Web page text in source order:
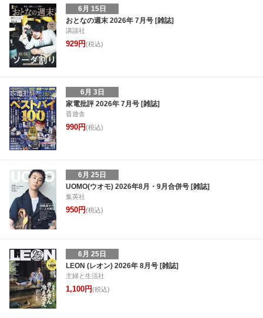
6月 15日
おとなの週末 2026年 7月号 [雑誌]
講談社
929円(税込)
6月 3日
家電批評 2026年 7月号 [雑誌]
晋遊舎
990円(税込)
6月 25日
UOMO(ウオモ) 2026年8月・9月合併号 [雑誌]
集英社
950円(税込)
6月 25日
LEON (レオン) 2026年 8月号 [雑誌]
主婦と生活社
1,100円(税込)